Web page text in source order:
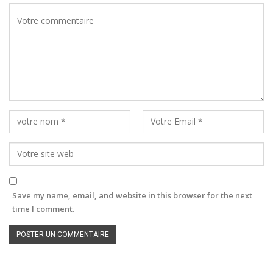
Save my name, email, and website in this browser for the next
time I comment.